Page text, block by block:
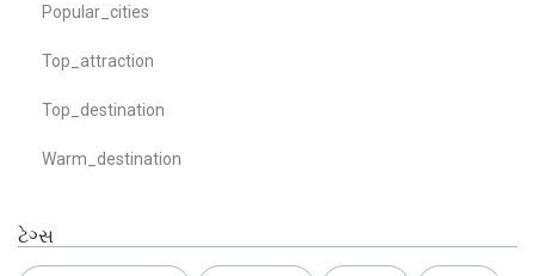
Popular_cities
Top_attraction
Top_destination
Warm_destination
ટેગ્સ